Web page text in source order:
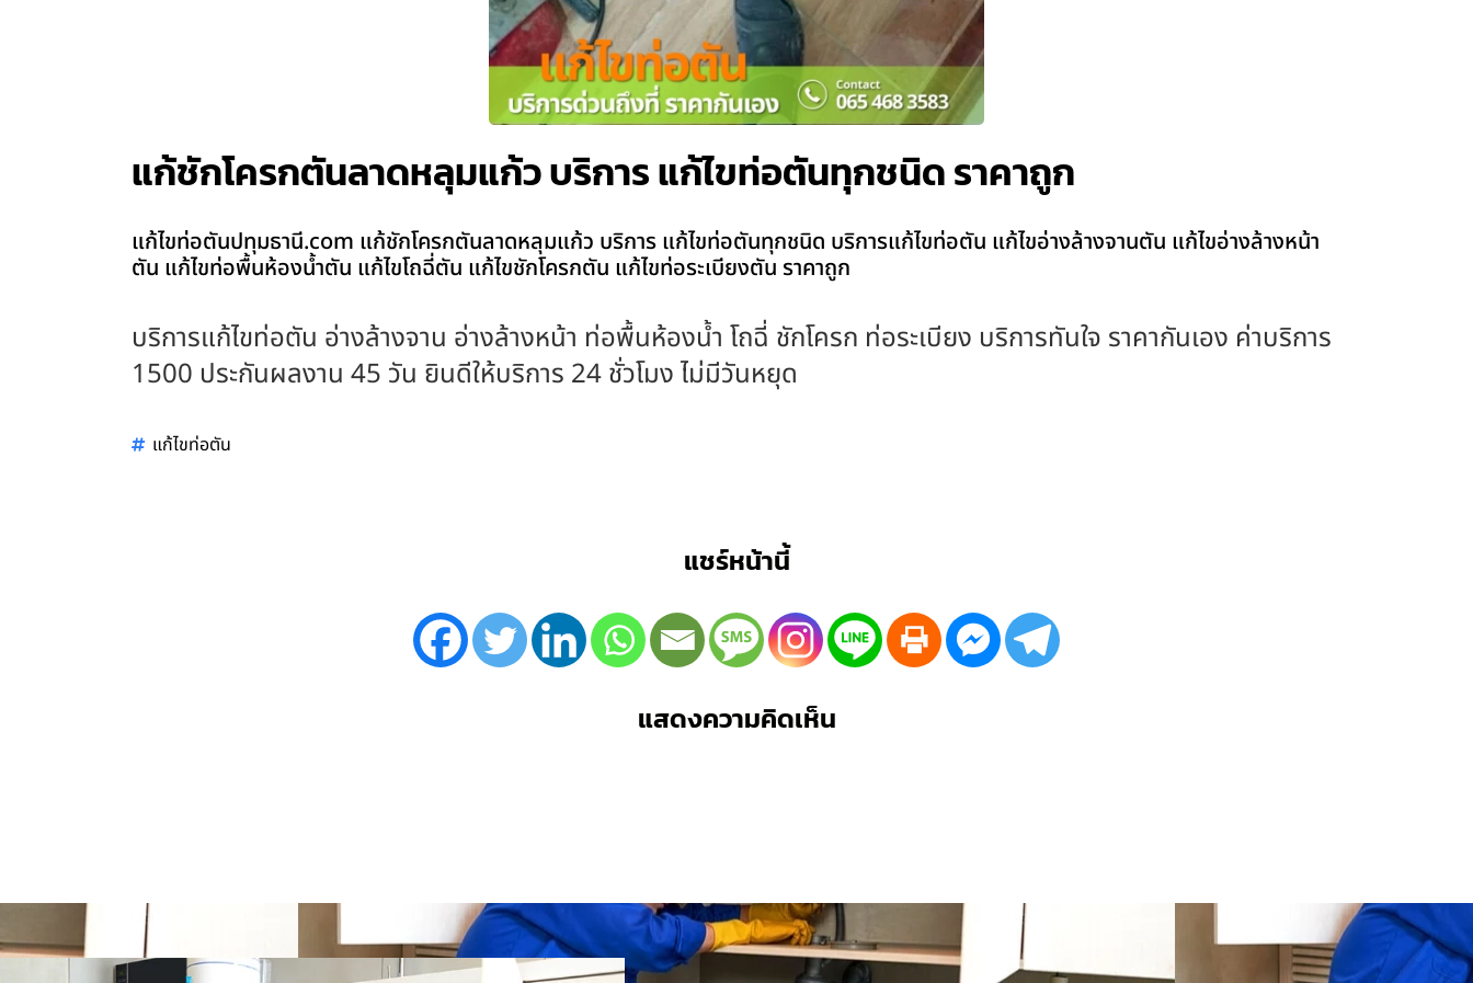
แก้ชักโครกตันลาดหลุมแก้ว บริการ แก้ไขท่อตันทุกชนิด ราคาถูก
แก้ไขท่อตันปทุมธานี.com แก้ชักโครกตันลาดหลุมแก้ว บริการ แก้ไขท่อตันทุกชนิด บริการแก้ไขท่อตัน แก้ไขอ่างล้างจานตัน แก้ไขอ่างล้างหน้า
ตัน แก้ไขท่อพื้นห้องน้ำตัน แก้ไขโถฉี่ตัน แก้ไขชักโครกตัน แก้ไขท่อระเบียงตัน ราคาถูก
บริการแก้ไขท่อตัน อ่างล้างจาน อ่างล้างหน้า ท่อพื้นห้องน้ำ โถฉี่ ชักโครก ท่อระเบียง บริการทันใจ ราคากันเอง ค่าบริการ
1500 ประกันผลงาน 45 วัน ยินดีให้บริการ 24 ชั่วโมง ไม่มีวันหยุด
แก้ไขท่อตัน
แชร์หน้านี้
แสดงความคิดเห็น